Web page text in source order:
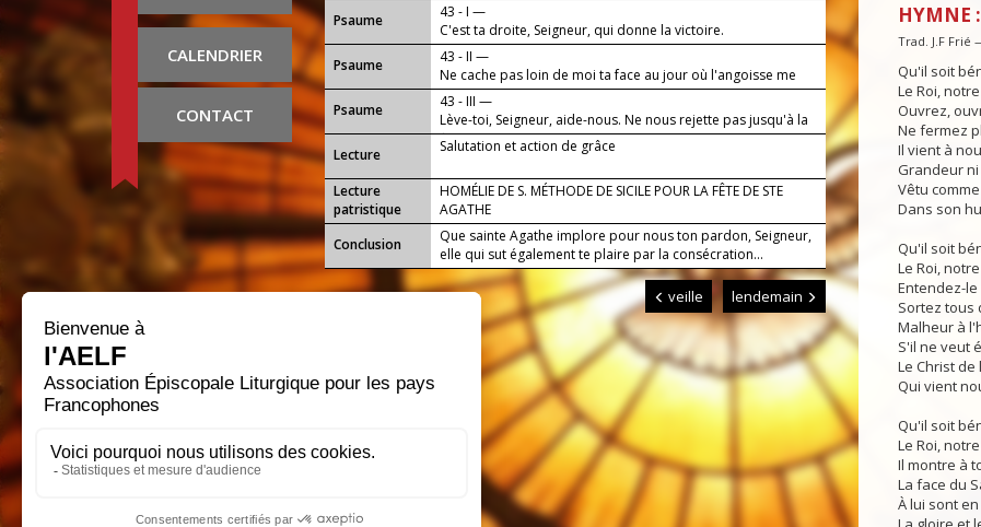
CALENDRIER
CONTACT
Psaume
43 - I —
C'est ta droite, Seigneur, qui donne la victoire.
Psaume
43 - II —
Ne cache pas loin de moi ta face au jour où l'angoisse me
tient.
Psaume
43 - III —
Lève-toi, Seigneur, aide-nous. Ne nous rejette pas jusqu'à la
fin.
Lecture
Salutation et action de grâce
Lecture
patristique
HOMÉLIE DE S. MÉTHODE DE SICILE POUR LA FÊTE DE STE
AGATHE
Conclusion
Que sainte Agathe implore pour nous ton pardon, Seigneur,
elle qui sut également te plaire par la consécration...
veille lendemain
HYMNE
Trad. J.F Frié
Qu'il soit
Le Roi,
Ouvrez,
Ne fermez
Il vient à
Grandeur
Vêtu
Dans son
Qu'il soit
Le Roi,
Entendez-
Sortez tous
Malheur à
S'il ne veut
Le Christ de
Qui vient
Qu'il soit
Le Roi,
Il montre à
La face du
À lui sont